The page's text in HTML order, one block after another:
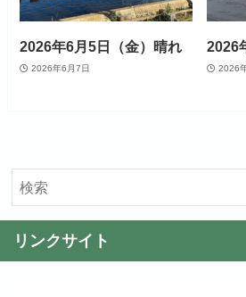
2026年6月5日（金）晴れ
2026年6月7日
2026
2026
リンクサイト